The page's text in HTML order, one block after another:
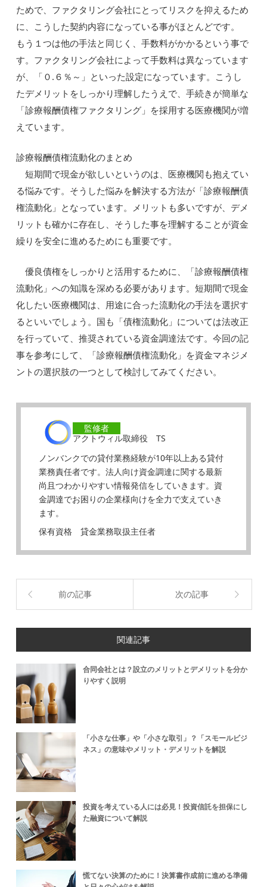
ためで、ファクタリング会社にとってリスクを抑えるため
に、こうした契約内容になっている事がほとんどです。
もう１つは他の手法と同じく、手数料がかかるという事で
す。ファクタリング会社によって手数料は異なっています
が、「０.６％～」といった設定になっています。こうし
たデメリットをしっかり理解したうえで、手続きが簡単な
「診療報酬債権ファクタリング」を採用する医療機関が増
えています。
診療報酬債権流動化のまとめ
短期間で現金が欲しいというのは、医療機関も抱えてい
る悩みです。そうした悩みを解決する方法が「診療報酬債
権流動化」となっています。メリットも多いですが、デメ
リットも確かに存在し、そうした事を理解することが資金
繰りを安全に進めるためにも重要です。
優良債権をしっかりと活用するために、「診療報酬債権
流動化」への知識を深める必要があります。短期間で現金
化したい医療機関は、用途に合った流動化の手法を選択す
るといいでしょう。国も「債権流動化」については法改正
を行っていて、推奨されている資金調達法です。今回の記
事を参考にして、「診療報酬債権流動化」を資金マネジメ
ントの選択肢の一つとして検討してみてください。
監修者
アクトウィル取締役 TS
ノンバンクでの貸付業務経験が10年以上ある貸付
業務責任者です。法人向け資金調達に関する最新
尚且つわかりやすい情報発信をしていきます。資
金調達でお困りの企業様向けを全力で支えていき
ます。
保有資格 貸金業務取扱主任者
前の記事 次の記事
関連記事
合同会社とは？設立のメリットとデメリットを分か
りやすく説明
「小さな仕事」や「小さな取引」？「スモールビジ
ネス」の意味やメリット・デメリットを解説
投資を考えている人には必見！投資信託を担保にし
た融資について解説
慌てない決算のために！決算書作成前に進める準備